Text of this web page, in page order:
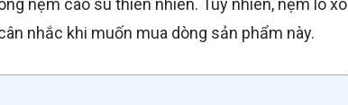
nệm cao su thiên nhiên. Tuy nhiên, nệm lò xo
nhắc khi muốn mua dòng sản phẩm này.